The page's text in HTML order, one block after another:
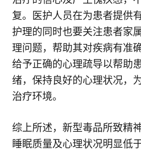
复。医护人员在为患者提供
护理的同时也要关注患者家
理问题，帮助其对疾病有准
给予正确的心理疏导以帮助
绪，保持良好的心理状况，
治疗环境。
综上所述，新型毒品所致精
睡眠质量及心理状况明显低